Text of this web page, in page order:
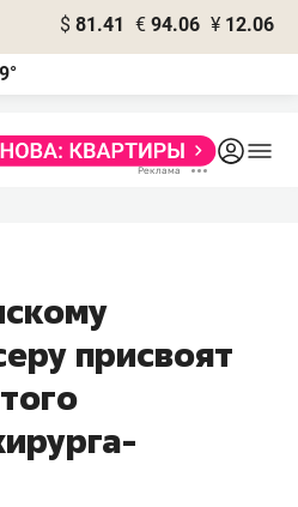
$ 81.41 € 94.06 ¥ 12.06
присвоят